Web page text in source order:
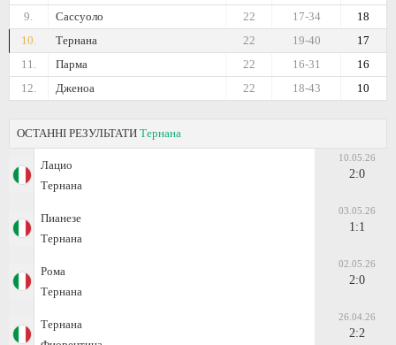
9.
Сассуоло 18
17-34
22
10.
Тернана 17
19-40
22
11.
Парма 16
16-31
22
12.
Дженоа 10
18-43
22
ОСТАННІ РЕЗУЛЬТАТИ Тернана
Лацио
Тернана
10.05.26
2:0
Пианезе
Тернана
03.05.26
1:1
Рома
Тернана
02.05.26
2:0
Тернана
26.04.26
2:2